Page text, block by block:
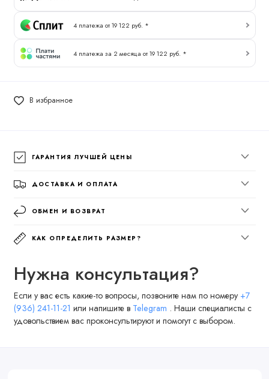
4 платежа от 19 122 руб. *
4 платежа за 2 месяца от 19 122 руб. *
В избранное
ГАРАНТИЯ ЛУЧШЕЙ ЦЕНЫ
ДОСТАВКА И ОПЛАТА
ОБМЕН И ВОЗВРАТ
КАК ОПРЕДЕЛИТЬ РАЗМЕР?
Нужна консультация?
Если у вас есть какие-то вопросы, позвоните нам по номеру +7
(936) 241-11-21 или напишите в Telegram . Наши специалисты с
удовольствием вас проконсультируют и помогут с выбором.